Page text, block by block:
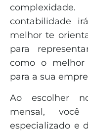
contabilidade
melhor te
para
como o
para a sua
Ao escolher
mensal,
especializado e